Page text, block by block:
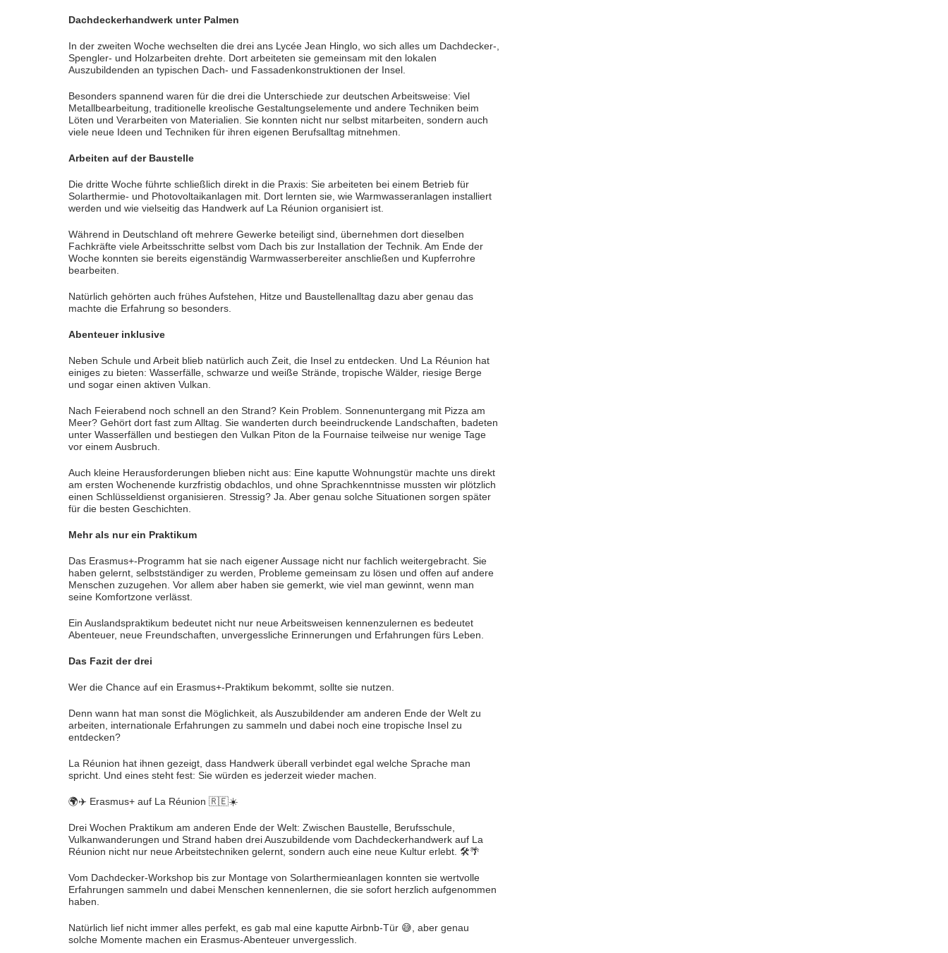
Dachdeckerhandwerk unter Palmen
In der zweiten Woche wechselten die drei ans Lycée Jean Hinglo, wo sich alles um Dachdecker-,
Spengler- und Holzarbeiten drehte. Dort arbeiteten sie gemeinsam mit den lokalen
Auszubildenden an typischen Dach- und Fassadenkonstruktionen der Insel.
Besonders spannend waren für die drei die Unterschiede zur deutschen Arbeitsweise: Viel
Metallbearbeitung, traditionelle kreolische Gestaltungselemente und andere Techniken beim
Löten und Verarbeiten von Materialien. Sie konnten nicht nur selbst mitarbeiten, sondern auch
viele neue Ideen und Techniken für ihren eigenen Berufsalltag mitnehmen.
Arbeiten auf der Baustelle
Die dritte Woche führte schließlich direkt in die Praxis: Sie arbeiteten bei einem Betrieb für
Solarthermie- und Photovoltaikanlagen mit. Dort lernten sie, wie Warmwasseranlagen installiert
werden und wie vielseitig das Handwerk auf La Réunion organisiert ist.
Während in Deutschland oft mehrere Gewerke beteiligt sind, übernehmen dort dieselben
Fachkräfte viele Arbeitsschritte selbst vom Dach bis zur Installation der Technik. Am Ende der
Woche konnten sie bereits eigenständig Warmwasserbereiter anschließen und Kupferrohre
bearbeiten.
Natürlich gehörten auch frühes Aufstehen, Hitze und Baustellenalltag dazu aber genau das
machte die Erfahrung so besonders.
Abenteuer inklusive
Neben Schule und Arbeit blieb natürlich auch Zeit, die Insel zu entdecken. Und La Réunion hat
einiges zu bieten: Wasserfälle, schwarze und weiße Strände, tropische Wälder, riesige Berge
und sogar einen aktiven Vulkan.
Nach Feierabend noch schnell an den Strand? Kein Problem. Sonnenuntergang mit Pizza am
Meer? Gehört dort fast zum Alltag. Sie wanderten durch beeindruckende Landschaften, badeten
unter Wasserfällen und bestiegen den Vulkan Piton de la Fournaise teilweise nur wenige Tage
vor einem Ausbruch.
Auch kleine Herausforderungen blieben nicht aus: Eine kaputte Wohnungstür machte uns direkt
am ersten Wochenende kurzfristig obdachlos, und ohne Sprachkenntnisse mussten wir plötzlich
einen Schlüsseldienst organisieren. Stressig? Ja. Aber genau solche Situationen sorgen später
für die besten Geschichten.
Mehr als nur ein Praktikum
Das Erasmus+-Programm hat sie nach eigener Aussage nicht nur fachlich weitergebracht. Sie
haben gelernt, selbstständiger zu werden, Probleme gemeinsam zu lösen und offen auf andere
Menschen zuzugehen. Vor allem aber haben sie gemerkt, wie viel man gewinnt, wenn man
seine Komfortzone verlässt.
Ein Auslandspraktikum bedeutet nicht nur neue Arbeitsweisen kennenzulernen es bedeutet
Abenteuer, neue Freundschaften, unvergessliche Erinnerungen und Erfahrungen fürs Leben.
Das Fazit der drei
Wer die Chance auf ein Erasmus+-Praktikum bekommt, sollte sie nutzen.
Denn wann hat man sonst die Möglichkeit, als Auszubildender am anderen Ende der Welt zu
arbeiten, internationale Erfahrungen zu sammeln und dabei noch eine tropische Insel zu
entdecken?
La Réunion hat ihnen gezeigt, dass Handwerk überall verbindet egal welche Sprache man
spricht. Und eines steht fest: Sie würden es jederzeit wieder machen.
🌍✈️ Erasmus+ auf La Réunion 🇷🇪☀️
Drei Wochen Praktikum am anderen Ende der Welt: Zwischen Baustelle, Berufsschule,
Vulkanwanderungen und Strand haben drei Auszubildende vom Dachdeckerhandwerk auf La
Réunion nicht nur neue Arbeitstechniken gelernt, sondern auch eine neue Kultur erlebt. 🛠️🌴
Vom Dachdecker-Workshop bis zur Montage von Solarthermieanlagen konnten sie wertvolle
Erfahrungen sammeln und dabei Menschen kennenlernen, die sie sofort herzlich aufgenommen
haben.
Natürlich lief nicht immer alles perfekt, es gab mal eine kaputte Airbnb-Tür 😅, aber genau
solche Momente machen ein Erasmus-Abenteuer unvergesslich.